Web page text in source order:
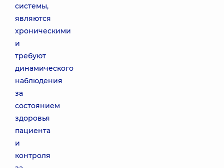
системы,
являются
хроническими
и
требуют
динамического
наблюдения
за
состоянием
здоровья
пациента
и
контроля